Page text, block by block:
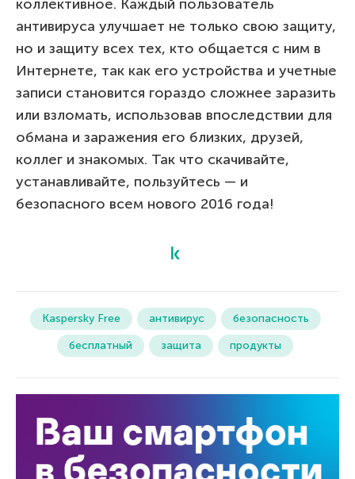
коллективное. Каждый пользователь
антивируса улучшает не только свою защиту,
но и защиту всех тех, кто общается с ним в
Интернете, так как его устройства и учетные
записи становится гораздо сложнее заразить
или взломать, использовав впоследствии для
обмана и заражения его близких, друзей,
коллег и знакомых. Так что скачивайте,
устанавливайте, пользуйтесь — и
безопасного всем нового 2016 года!
Kaspersky Free антивирус
безопасность
бесплатный
защита продукты